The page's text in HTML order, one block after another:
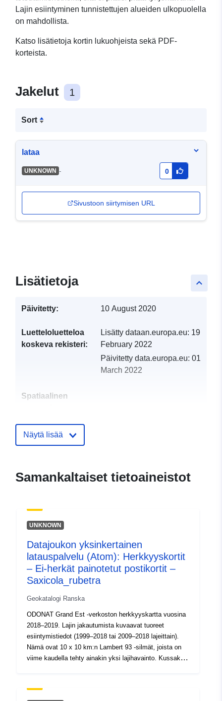
Lajin esiintyminen tunnistettujen alueiden ulkopuolella
on mahdollista.
Katso lisätietoja kortin lukuohjeista sekä PDF-
korteista.
Jakelut 1
Sort
lataa
UNKNOWN - 0
Sivustoon siirtymisen URL
keyboard_arrow_up
Lisätietoja
Päivitetty: 10 August 2020
Luetteloluetteloa
koskeva rekisteri:
Lisätty dataan.europa.eu: 19
February 2022
Päivitetty data.europa.eu: 01
March 2022
Spatiaalinen
Tunnisteet:
873d-4af3-9cee-
47bd-922f-4121e0c27584
Tyyppi:
Tietoaineistolinkki:
http://inspire.ec.europa.eu/
codelist/ResourceType/services
Näytä lisää
Samankaltaiset tietoaineistot
UNKNOWN
Datajoukon yksinkertainen
latauspalvelu (Atom): Herkkyyskortit
– Ei-herkät painotetut postikortit –
Saxicola_rubetra
Geokatalogi Ranska
ODONAT Grand Est -verkoston herkkyyskartta vuosina
2018–2019. Lajin jakautumista kuvaavat tuoreet
esiintymistiedot (1999–2018 tai 2009–2018 lajeittain).
Nämä ovat 10 x 10 km:n Lambert 93 -silmät, joista on
viime kaudella tehty ainakin yksi lajihavainto. Kussakin
Mahdolliset huomautukset on otettava huomioon: ne